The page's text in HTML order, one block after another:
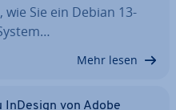
Sie ein Debian 13-
Mehr lesen
von Adobe